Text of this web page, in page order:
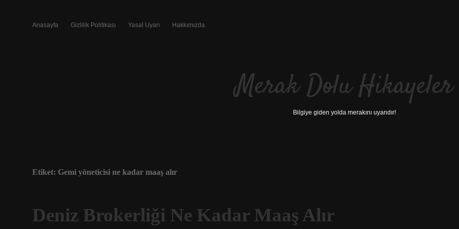
Anasayfa Gizlilik Politikası Yasal Uyarı Hakkımızda
Merak Dolu Hikayeler
Bilgiye giden yolda merakını uyandır!
Etiket: Gemi yöneticisi ne kadar maaş alır
Deniz Brokerliği Ne Kadar Maaş Alır